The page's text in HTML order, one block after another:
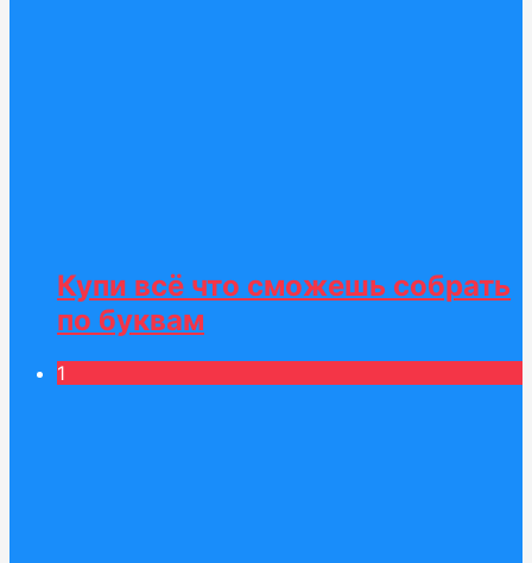
Купи всё что сможешь собрать
по буквам
1